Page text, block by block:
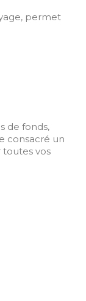
permet
de fonds,
consacré un
toutes vos